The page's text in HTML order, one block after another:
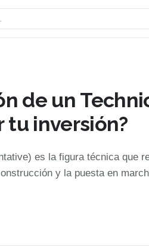
de un
tu inversión?
es la figura técnica que
y la puesta en